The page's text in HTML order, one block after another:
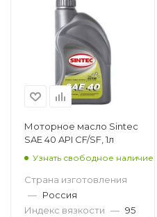
Моторное масло Sintec
SAE 40 API CF/SF, 1л
Узнать свободное наличие
Страна изготовления
— Россия
Индекс вязкости — 95